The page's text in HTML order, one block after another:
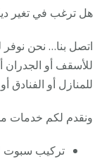
هل ترغب في تغير
اتصل بنا… نحن
للأسقف أو الجدران
للمنازل أو
ونقدم لكم خدمات
تركيب سبوت